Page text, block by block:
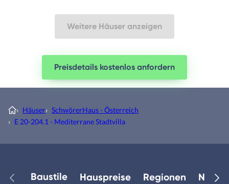
Weitere Häuser anzeigen
Preisdetails kostenlos anfordern
› Häuser› SchwörerHaus - Österreich
› E 20-204.1 - Mediterrane Stadtvilla
Baustile Hauspreise Regionen